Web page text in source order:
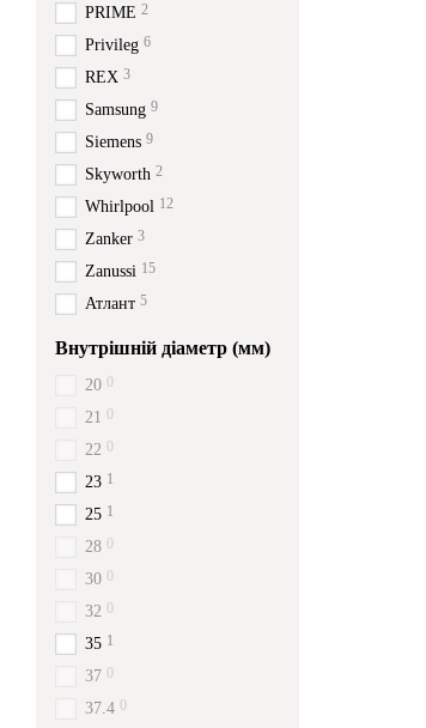
PRIME 2
Privileg 6
REX 3
Samsung 9
Siemens 9
Skyworth 2
Whirlpool 12
Zanker 3
Zanussi 15
Атлант 5
Внутрішній діаметр (мм)
20 0
21 0
22 0
23 1
25 1
28 0
30 0
32 0
35 1
37 0
37.4 0